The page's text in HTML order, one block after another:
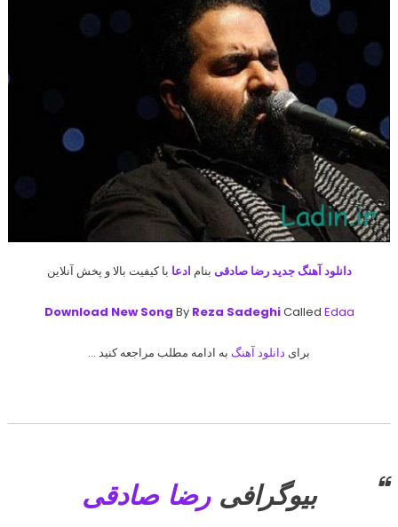
دانلود آهنگ جدیدرضا صادقی بنام ادعا با کیفیت بالا و پخش آنلاین
Download New Song By Reza SadeghiCalled Edaa
برای دانلود آهنگ به ادامه مطلب مراجعه کنید …
بیوگرافیرضا صادقی